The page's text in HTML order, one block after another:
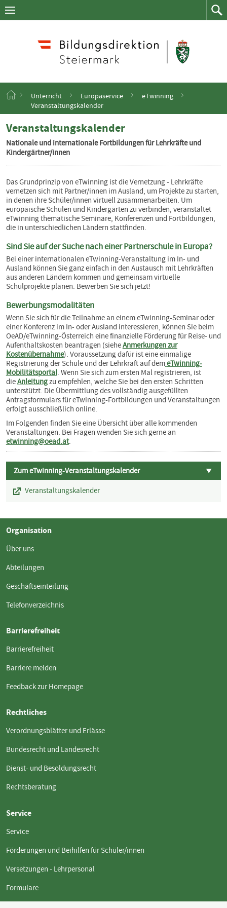
Zum
Inhalt
Navigation
Navigation
aufklappen
Zum
S
a
t
s
e
e
Unterricht Europaservice
eTwinning
Veranstaltungskalender
Veranstaltungskalender
Nationale und internationale Fortbildungen für Lehrkräfte und
Kindergärtner/innen
Das Grundprinzip von eTwinning ist die Vernetzung - Lehrkräfte
vernetzen sich mit Partner/innen im Ausland, um Projekte zu starten,
in denen ihre Schüler/innen virtuell zusammenarbeiten. Um
europäische Schulen und Kindergärten zu verbinden, veranstaltet
eTwinning thematische Seminare, Konferenzen und Fortbildungen,
die in unterschiedlichen Ländern stattfinden.
Sind Sie auf der Suche nach einer Partnerschule in Europa?
Bei einer internationalen eTwinning-Veranstaltung im In- und
Ausland können Sie ganz einfach in den Austausch mit Lehrkräften
aus anderen Ländern kommen und gemeinsam virtuelle
Schulprojekte planen. Bewerben Sie sich jetzt!
Bewerbungsmodalitäten
Wenn Sie sich für die Teilnahme an einem eTwinning-Seminar oder
einer Konferenz im In- oder Ausland interessieren, können Sie beim
OeAD/eTwinning-Österreich eine finanzielle Förderung für Reise- und
Aufenthaltskosten beantragen (sieheAnmerkungen zur
Kostenübernahme). Voraussetzung dafür ist eine einmalige
Registrierung der Schule und der Lehrkraft auf demeTwinning-
Mobilitätsportal. Wenn Sie sich zum ersten Mal registrieren, ist
dieAnleitungzu empfehlen, welche Sie bei den ersten Schritten
unterstützt. Die Übermittlung des vollständig ausgefüllten
Antragsformulars für eTwinning-Fortbildungen und Veranstaltungen
erfolgt ausschließlich online.
Im Folgenden finden Sie eine Übersicht über alle kommenden
Veranstaltungen. Bei Fragen wenden Sie sich gerne an
etwinning@oead.at.
Zum eTwinning-Veranstaltungskalender
Veranstaltungskalender
Organisation
Über uns
Abteilungen
Geschäftseinteilung
Telefonverzeichnis
Barrierefreiheit
Barrierefreiheit
Barriere melden
Feedback zur Homepage
Rechtliches
Verordnungsblätter und Erlässe
Bundesrecht und Landesrecht
Dienst- und Besoldungsrecht
Rechtsberatung
Service
Service
Förderungen und Beihilfen für Schüler/innen
Versetzungen - Lehrpersonal
Formulare